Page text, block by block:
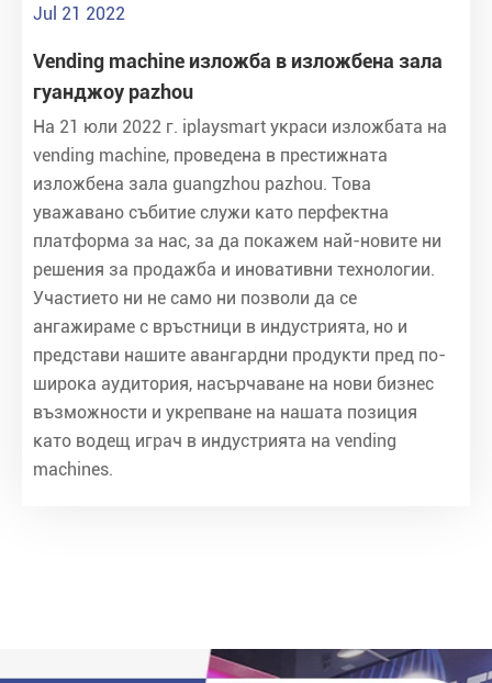
Jul 21 2022
Vending machine изложба в изложбена зала
гуанджоу pazhou
На 21 юли 2022 г. iplaysmart украси изложбата на
vending machine, проведена в престижната
изложбена зала guangzhou pazhou. Това
уважавано събитие служи като перфектна
платформа за нас, за да покажем най-новите ни
решения за продажба и иновативни технологии.
Участието ни не само ни позволи да се
ангажираме с връстници в индустрията, но и
представи нашите авангардни продукти пред по-
широка аудитория, насърчаване на нови бизнес
възможности и укрепване на нашата позиция
като водещ играч в индустрията на vending
machines.